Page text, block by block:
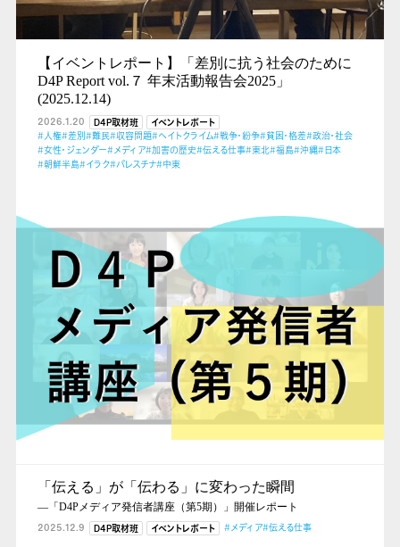
【イベントレポート】「差別に抗う社会のために
D4P Report vol.７ 年末活動報告会2025」
(2025.12.14)
2026.1.20 D4P取材班
イベントレポート
#人権#差別#難民#収容問題#ヘイトクライム#戦争・紛争#貧困・格差#政治・社会
#女性・ジェンダー#メディア#加害の歴史#伝える仕事#東北#福島#沖縄#日本
#朝鮮半島#イラク#パレスチナ#中東
「伝える」が「伝わる」に変わった瞬間
―「D4Pメディア発信者講座（第5期）」開催レポート
2025.12.9 D4P取材班 イベントレポート #メディア#伝える仕事